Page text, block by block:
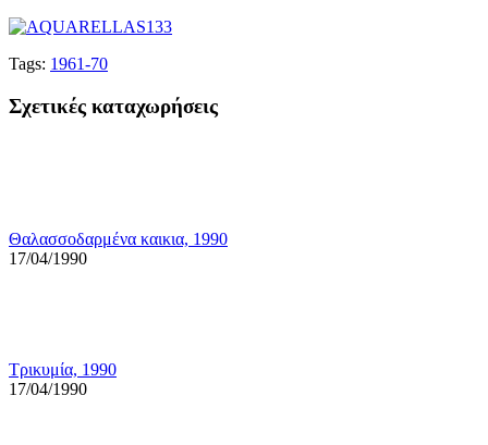
Tags: 1961-70
Σχετικές καταχωρήσεις
Θαλασσοδαρμένα καικια, 1990
17/04/1990
Τρικυμία, 1990
17/04/1990